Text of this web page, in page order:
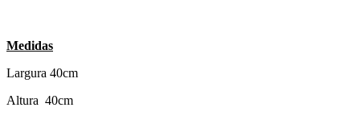
Medidas
Largura 40cm
Altura 40cm